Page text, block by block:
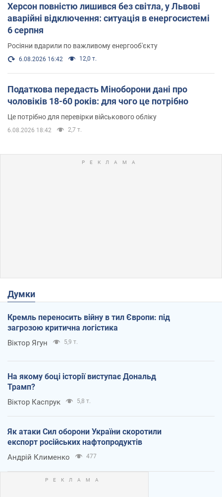
Херсон повністю лишився без світла, у Львові
аварійні відключення: ситуація в енергосистемі
6 серпня
Росіяни вдарили по важливому енергооб'єкту
6.08.2026 16:42 12,0 т.
Податкова передасть Міноборони дані про
чоловіків 18-60 років: для чого це потрібно
Це потрібно для перевірки військового обліку
6.08.2026 18:42 2,7 т.
Думки
Кремль переносить війну в тил Європи: під
загрозою критична логістика
Віктор Ягун 5,9 т.
На якому боці історії виступає Дональд
Трамп?
Віктор Каспрук 5,8 т.
Як атаки Сил оборони України скоротили
експорт російських нафтопродуктів
Андрій Клименко 477